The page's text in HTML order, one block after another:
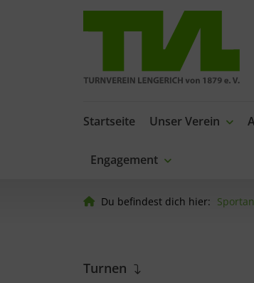
Startseite Unser Verein
Engagement
Du befindest dich hier:
Turnen